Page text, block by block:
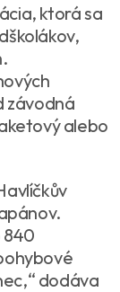
ktorá sa
závodná
alebo
840
dodáva